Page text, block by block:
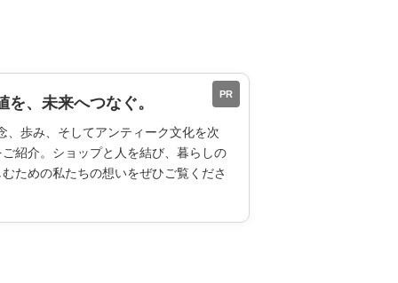
PR
、未来へつなぐ。
、歩み、そしてアンティーク文化を次
紹介。ショップと人を結び、暮らしの
ための私たちの想いをぜひご覧くださ